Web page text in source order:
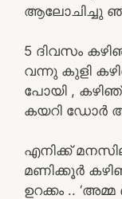
ആലോചിച്ചു
5 ദിവസം
വന്നു കുളി
പോയി ,
കയറി ഡോർ
എനിക്ക്
മണിക്കൂർ
ഉറക്കം ..